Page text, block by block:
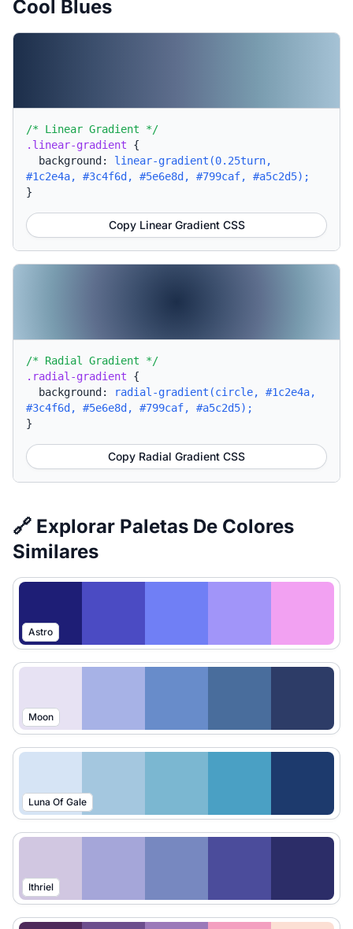
Cool Blues
/* Linear Gradient */
.linear-gradient {
background: linear-gradient(0.25turn,
#1c2e4a, #3c4f6d, #5e6e8d, #799caf, #a5c2d5);
}
Copy Linear Gradient CSS
/* Radial Gradient */
.radial-gradient {
background:
radial-gradient(circle, #1c2e4a,
#3c4f6d, #5e6e8d, #799caf, #a5c2d5);
}
Copy Radial Gradient CSS
🔗 Explorar Paletas De Colores
Similares
Astro
Moon
Luna Of Gale
Ithriel